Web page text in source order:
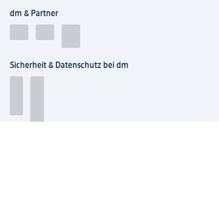
dm & Partner
Sicherheit & Datenschutz bei dm